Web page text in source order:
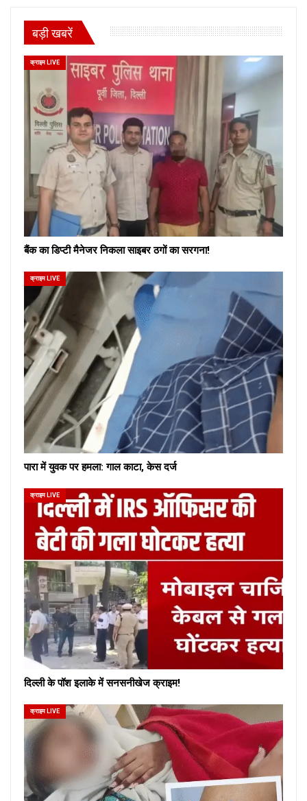
बड़ी खबरें
क्राइम LIVE
बैंक का डिप्टी मैनेजर निकला साइबर ठगों का सरगना!
क्राइम LIVE
पारा में युवक पर हमला: गाल काटा, केस दर्ज
क्राइम LIVE
दिल्ली के पॉश इलाके में सनसनीखेज क्राइम!
क्राइम LIVE